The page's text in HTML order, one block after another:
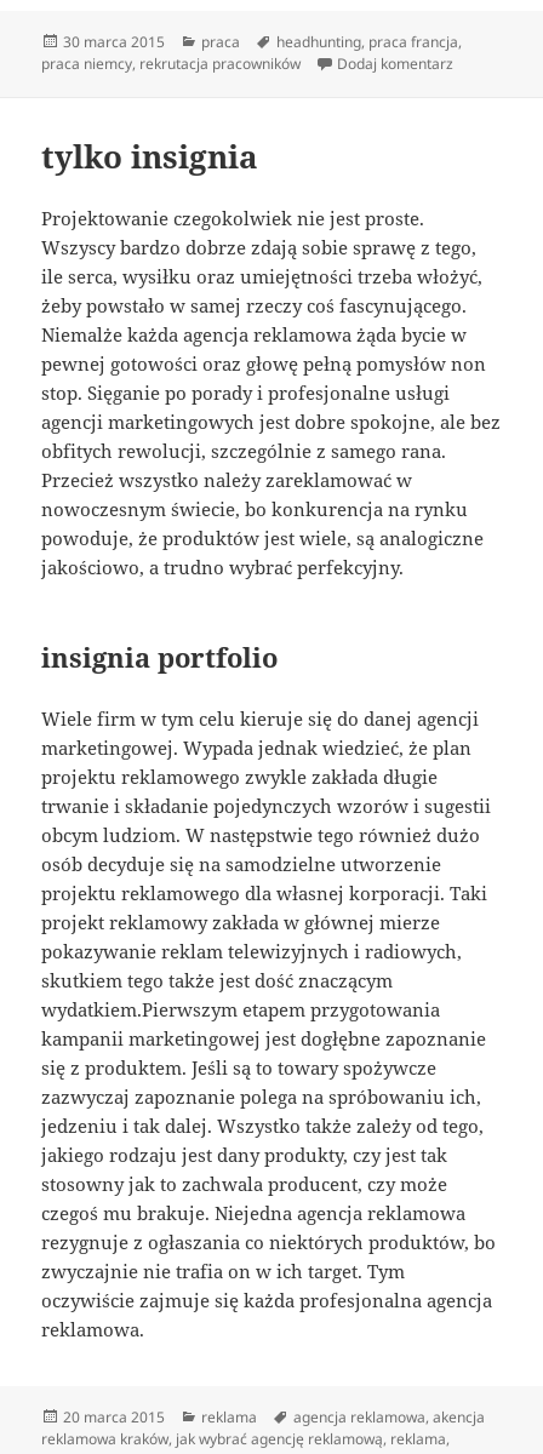
Data
publikacji
30 marca 2015 Kategorie
praca Tagi
headhunting, praca francja,
praca niemcy, rekrutacja pracowników Dodaj komentarz
tylko insignia
Projektowanie czegokolwiek nie jest proste.
Wszyscy bardzo dobrze zdają sobie sprawę z tego,
ile serca, wysiłku oraz umiejętności trzeba włożyć,
żeby powstało w samej rzeczy coś fascynującego.
Niemalże każda agencja reklamowa żąda bycie w
pewnej gotowości oraz głowę pełną pomysłów non
stop. Sięganie po porady i profesjonalne usługi
agencji marketingowych jest dobre spokojne, ale bez
obfitych rewolucji, szczególnie z samego rana.
Przecież wszystko należy zareklamować w
nowoczesnym świecie, bo konkurencja na rynku
powoduje, że produktów jest wiele, są analogiczne
jakościowo, a trudno wybrać perfekcyjny.
insignia portfolio
Wiele firm w tym celu kieruje się do danej agencji
marketingowej. Wypada jednak wiedzieć, że plan
projektu reklamowego zwykle zakłada długie
trwanie i składanie pojedynczych wzorów i sugestii
obcym ludziom. W następstwie tego również dużo
osób decyduje się na samodzielne utworzenie
projektu reklamowego dla własnej korporacji. Taki
projekt reklamowy zakłada w głównej mierze
pokazywanie reklam telewizyjnych i radiowych,
skutkiem tego także jest dość znaczącym
wydatkiem.Pierwszym etapem przygotowania
kampanii marketingowej jest dogłębne zapoznanie
się z produktem. Jeśli są to towary spożywcze
zazwyczaj zapoznanie polega na spróbowaniu ich,
jedzeniu i tak dalej. Wszystko także zależy od tego,
jakiego rodzaju jest dany produkty, czy jest tak
stosowny jak to zachwala producent, czy może
czegoś mu brakuje. Niejedna agencja reklamowa
rezygnuje z ogłaszania co niektórych produktów, bo
zwyczajnie nie trafia on w ich target. Tym
oczywiście zajmuje się każda profesjonalna agencja
reklamowa.
Data
publikacji
20 marca 2015 Kategorie
reklama Tagi
agencja reklamowa,akencja
reklamowa kraków, jak wybrać agencję reklamową, reklama,